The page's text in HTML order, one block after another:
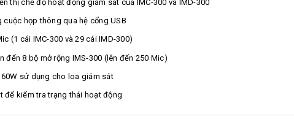
thị chế độ hoạt động giám sát của IMC-300 và IMD-300
cuộc họp thông qua hệ cổng USB
(1 cái IMC-300 và 29 cái IMD-300)
đến 8 bộ mở rộng IMS-300 (lên đến 250 Mic)
sử dụng cho loa giám sát
để kiểm tra trạng thái hoạt động